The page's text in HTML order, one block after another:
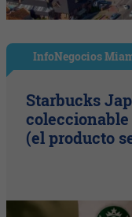
InfoNegocios
Starbucks
coleccionable
(el producto